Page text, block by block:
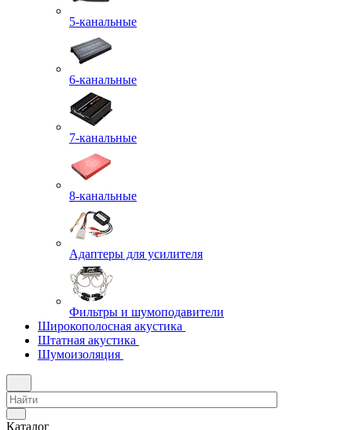
5-канальные
6-канальные
7-канальные
8-канальные
Адаптеры для усилителя
Фильтры и шумоподавители
Широкополосная акустика
Штатная акустика
Шумоизоляция
Каталог